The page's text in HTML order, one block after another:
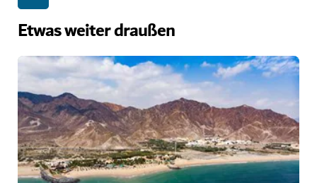
Etwas weiter draußen